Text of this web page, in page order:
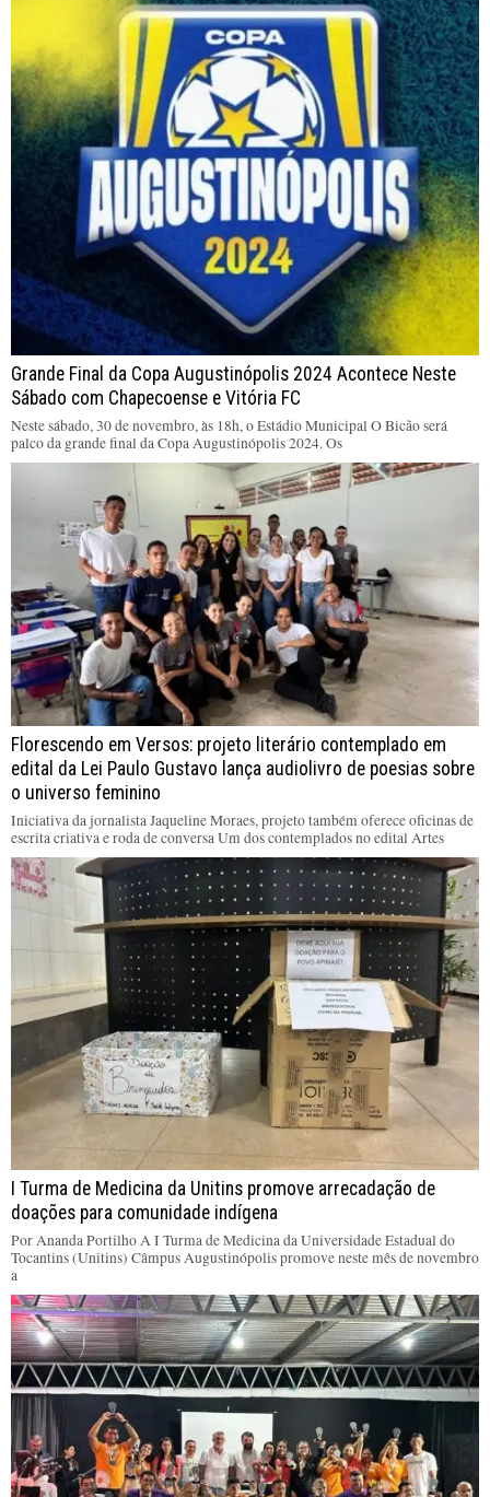
Grande Final da Copa Augustinópolis 2024 Acontece Neste
Sábado com Chapecoense e Vitória FC
Neste sábado, 30 de novembro, às 18h, o Estádio Municipal O Bicão será
palco da grande final da Copa Augustinópolis 2024. Os
Florescendo em Versos: projeto literário contemplado em
edital da Lei Paulo Gustavo lança audiolivro de poesias sobre
o universo feminino
Iniciativa da jornalista Jaqueline Moraes, projeto também oferece oficinas de
escrita criativa e roda de conversa Um dos contemplados no edital Artes
I Turma de Medicina da Unitins promove arrecadação de
doações para comunidade indígena
Por Ananda Portilho A I Turma de Medicina da Universidade Estadual do
Tocantins (Unitins) Câmpus Augustinópolis promove neste mês de novembro
a